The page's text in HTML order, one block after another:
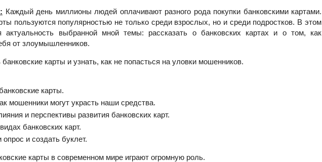
Каждый день миллионы людей оплачивают разного рода покупки банковскими картами.
пользуются популярностью не только среди взрослых, но и среди подростков. В этом
актуальность выбранной мной темы: рассказать о банковских картах и о том, как
от злоумышленников.
банковские карты и узнать, как не попасться на уловки мошенников.
карты.
мошенники могут украсть наши средства.
и перспективы развития банковских карт.
банковских карт.
опрос и создать буклет.
карты в современном мире играют огромную роль.